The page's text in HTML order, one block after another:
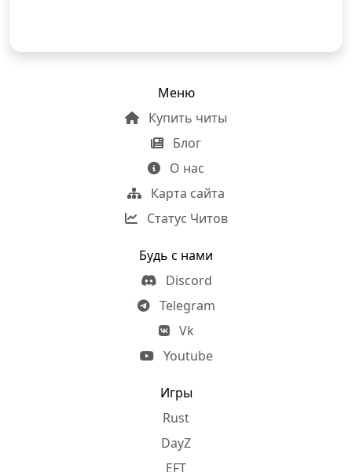
Меню
Купить читы
Блог
О нас
Карта сайта
Статус Читов
Будь с нами
Discord
Telegram
Vk
Youtube
Игры
Rust
DayZ
EFT